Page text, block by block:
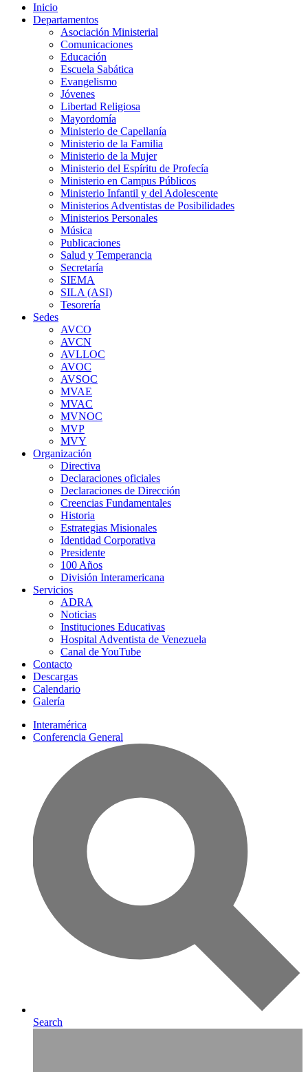
Inicio
Departamentos
Asociación Ministerial
Comunicaciones
Educación
Escuela Sabática
Evangelismo
Jóvenes
Libertad Religiosa
Mayordomía
Ministerio de Capellanía
Ministerio de la Familia
Ministerio de la Mujer
Ministerio del Espíritu de Profecía
Ministerio en Campus Públicos
Ministerio Infantil y del Adolescente
Ministerios Adventistas de Posibilidades
Ministerios Personales
Música
Publicaciones
Salud y Temperancia
Secretaría
SIEMA
SILA (ASI)
Tesorería
Sedes
AVCO
AVCN
AVLLOC
AVOC
AVSOC
MVAE
MVAC
MVNOC
MVP
MVY
Organización
Directiva
Declaraciones oficiales
Declaraciones de Dirección
Creencias Fundamentales
Historia
Estrategias Misionales
Identidad Corporativa
Presidente
100 Años
División Interamericana
Servicios
ADRA
Noticias
Instituciones Educativas
Hospital Adventista de Venezuela
Canal de YouTube
Contacto
Descargas
Calendario
Galería
Interamérica
Conferencia General
Search